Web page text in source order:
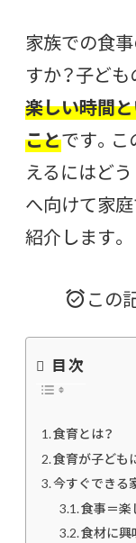
家族での食
すか？子ど
楽しい時間
ことです。
えるにはど
へ向けて家
紹介します。
この
目次
食育とは？
食育が子ども
今すぐできる
食事＝楽
食材に興